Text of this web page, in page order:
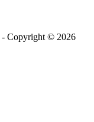
- Copyright © 2026